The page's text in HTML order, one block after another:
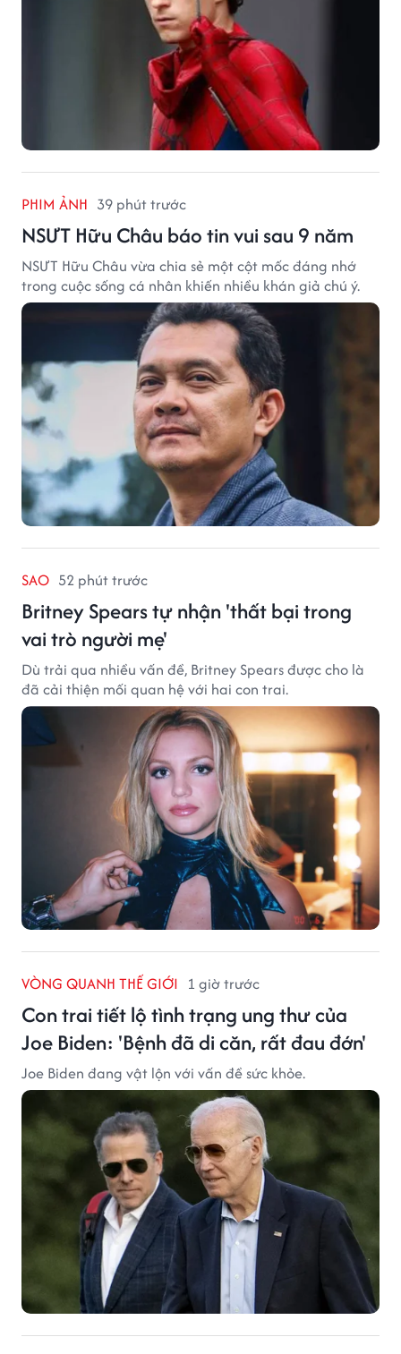
PHIM ẢNH 39 phút trước
NSƯT Hữu Châu báo tin vui sau 9 năm
NSƯT Hữu Châu vừa chia sẻ một cột mốc đáng nhớ
trong cuộc sống cá nhân khiến nhiều khán giả chú ý.
SAO 52 phút trước
Britney Spears tự nhận 'thất bại trong
vai trò người mẹ'
Dù trải qua nhiều vấn đề, Britney Spears được cho là
đã cải thiện mối quan hệ với hai con trai.
VÒNG QUANH THẾ GIỚI 1 giờ trước
Con trai tiết lộ tình trạng ung thư của
Joe Biden: 'Bệnh đã di căn, rất đau đớn'
Joe Biden đang vật lộn với vấn đề sức khỏe.